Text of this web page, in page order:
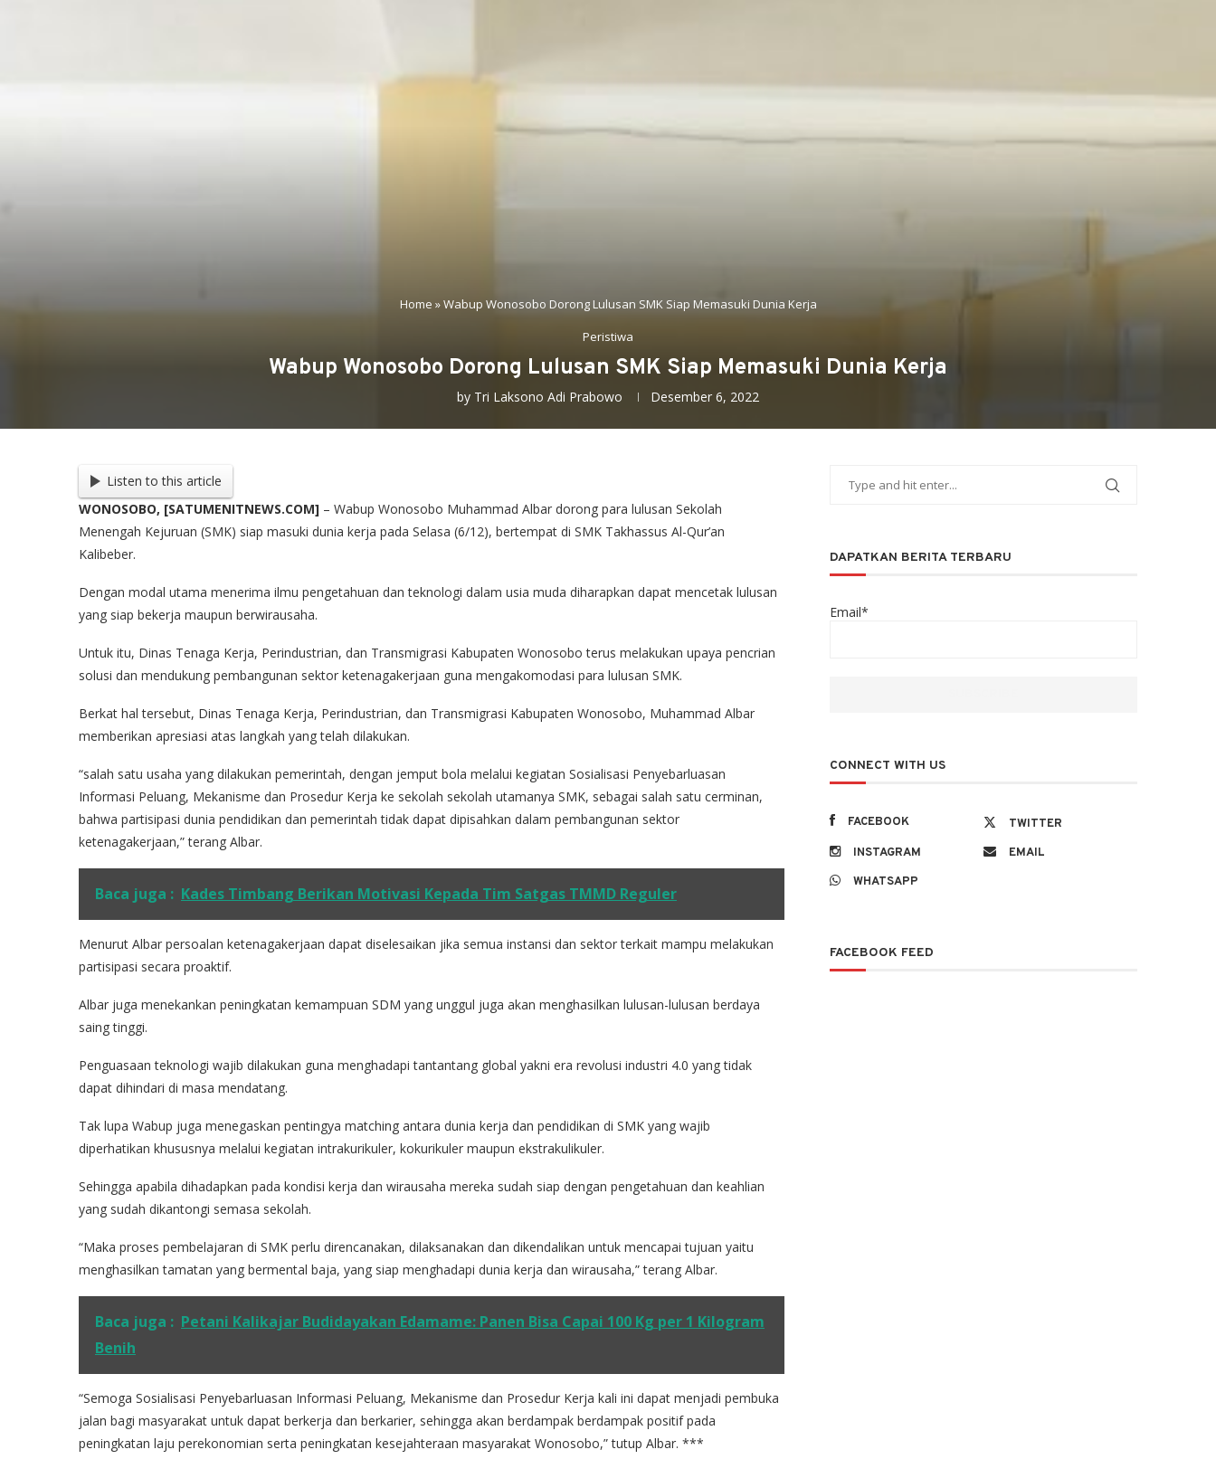
Home »Wabup Wonosobo Dorong Lulusan SMK Siap Memasuki Dunia Kerja
Peristiwa
Wabup Wonosobo Dorong Lulusan SMK Siap Memasuki Dunia Kerja
by Tri Laksono Adi Prabowo Desember 6, 2022
Listen to this article
WONOSOBO, [SATUMENITNEWS.COM] – Wabup Wonosobo Muhammad Albar dorong para lulusan Sekolah
Menengah Kejuruan (SMK) siap masuki dunia kerja pada Selasa (6/12), bertempat di SMK Takhassus Al-Qur’an
Kalibeber.
Dengan modal utama menerima ilmu pengetahuan dan teknologi dalam usia muda diharapkan dapat mencetak lulusan
yang siap bekerja maupun berwirausaha.
Untuk itu, Dinas Tenaga Kerja, Perindustrian, dan Transmigrasi Kabupaten Wonosobo terus melakukan upaya pencrian
solusi dan mendukung pembangunan sektor ketenagakerjaan guna mengakomodasi para lulusan SMK.
Berkat hal tersebut, Dinas Tenaga Kerja, Perindustrian, dan Transmigrasi Kabupaten Wonosobo, Muhammad Albar
memberikan apresiasi atas langkah yang telah dilakukan.
“salah satu usaha yang dilakukan pemerintah, dengan jemput bola melalui kegiatan Sosialisasi Penyebarluasan
Informasi Peluang, Mekanisme dan Prosedur Kerja ke sekolah sekolah utamanya SMK, sebagai salah satu cerminan,
bahwa partisipasi dunia pendidikan dan pemerintah tidak dapat dipisahkan dalam pembangunan sektor
ketenagakerjaan,” terang Albar.
Baca juga : Kades Timbang Berikan Motivasi Kepada Tim Satgas TMMD Reguler
Menurut Albar persoalan ketenagakerjaan dapat diselesaikan jika semua instansi dan sektor terkait mampu melakukan
partisipasi secara proaktif.
Albar juga menekankan peningkatan kemampuan SDM yang unggul juga akan menghasilkan lulusan-lulusan berdaya
saing tinggi.
Penguasaan teknologi wajib dilakukan guna menghadapi tantantang global yakni era revolusi industri 4.0 yang tidak
dapat dihindari di masa mendatang.
Tak lupa Wabup juga menegaskan pentingya matching antara dunia kerja dan pendidikan di SMK yang wajib
diperhatikan khususnya melalui kegiatan intrakurikuler, kokurikuler maupun ekstrakulikuler.
Sehingga apabila dihadapkan pada kondisi kerja dan wirausaha mereka sudah siap dengan pengetahuan dan keahlian
yang sudah dikantongi semasa sekolah.
“Maka proses pembelajaran di SMK perlu direncanakan, dilaksanakan dan dikendalikan untuk mencapai tujuan yaitu
menghasilkan tamatan yang bermental baja, yang siap menghadapi dunia kerja dan wirausaha,” terang Albar.
Baca juga : Petani Kalikajar Budidayakan Edamame: Panen Bisa Capai 100 Kg per 1 Kilogram
Benih
“Semoga Sosialisasi Penyebarluasan Informasi Peluang, Mekanisme dan Prosedur Kerja kali ini dapat menjadi pembuka
jalan bagi masyarakat untuk dapat berkerja dan berkarier, sehingga akan berdampak berdampak positif pada
peningkatan laju perekonomian serta peningkatan kesejahteraan masyarakat Wonosobo,” tutup Albar. ***
DAPATKAN BERITA TERBARU
Email*
CONNECT WITH US
FACEBOOK
TWITTER
INSTAGRAM
EMAIL
WHATSAPP
FACEBOOK FEED